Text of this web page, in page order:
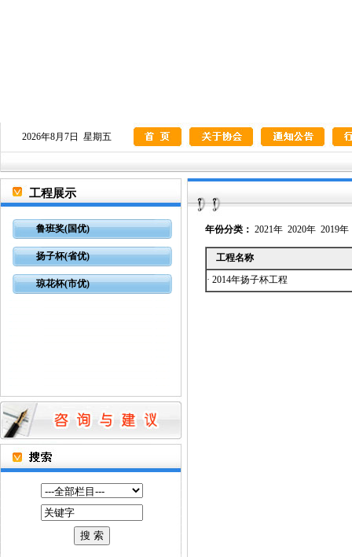
2026年8月7日 星期五
工程展示
鲁班奖(国优)
扬子杯(省优)
琼花杯(市优)
年份分类： 2021年 2020年 2019年
工程名称
· 2014年扬子杯工程